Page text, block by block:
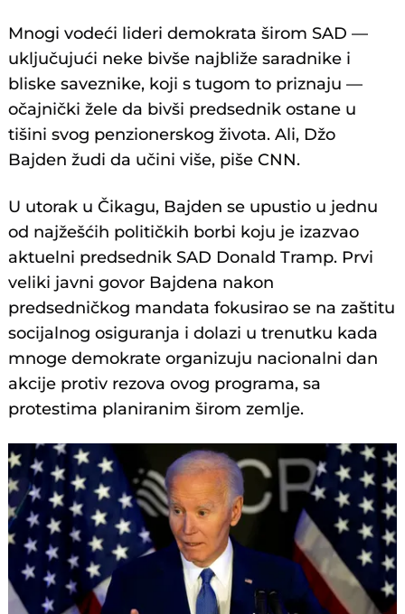
Mnogi vodeći lideri demokrata širom SAD —
uključujući neke bivše najbliže saradnike i
bliske saveznike, koji s tugom to priznaju —
očajnički žele da bivši predsednik ostane u
tišini svog penzionerskog života. Ali, Džo
Bajden žudi da učini više, piše CNN.
U utorak u Čikagu, Bajden se upustio u jednu
od najžešćih političkih borbi koju je izazvao
aktuelni predsednik SAD Donald Tramp. Prvi
veliki javni govor Bajdena nakon
predsedničkog mandata fokusirao se na zaštitu
socijalnog osiguranja i dolazi u trenutku kada
mnoge demokrate organizuju nacionalni dan
akcije protiv rezova ovog programa, sa
protestima planiranim širom zemlje.